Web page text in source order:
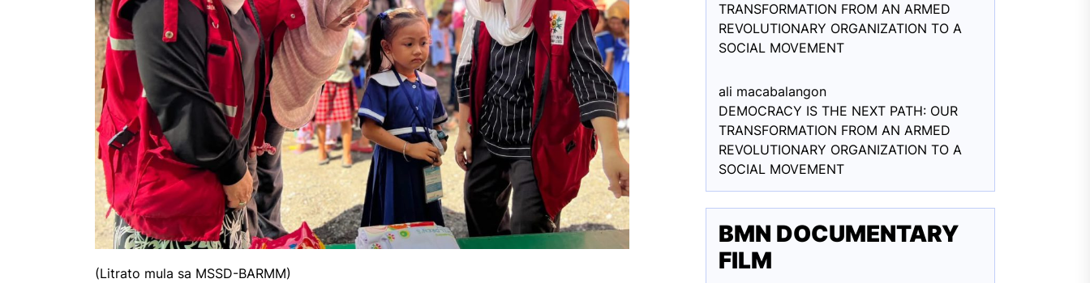
(Litrato mula sa MSSD-BARMM)
TRANSFORMATION FROM AN ARMED
REVOLUTIONARY ORGANIZATION TO A
SOCIAL MOVEMENT
ali macabalangon
DEMOCRACY IS THE NEXT PATH: OUR
TRANSFORMATION FROM AN ARMED
REVOLUTIONARY ORGANIZATION TO A
SOCIAL MOVEMENT
BMN DOCUMENTARY
FILM